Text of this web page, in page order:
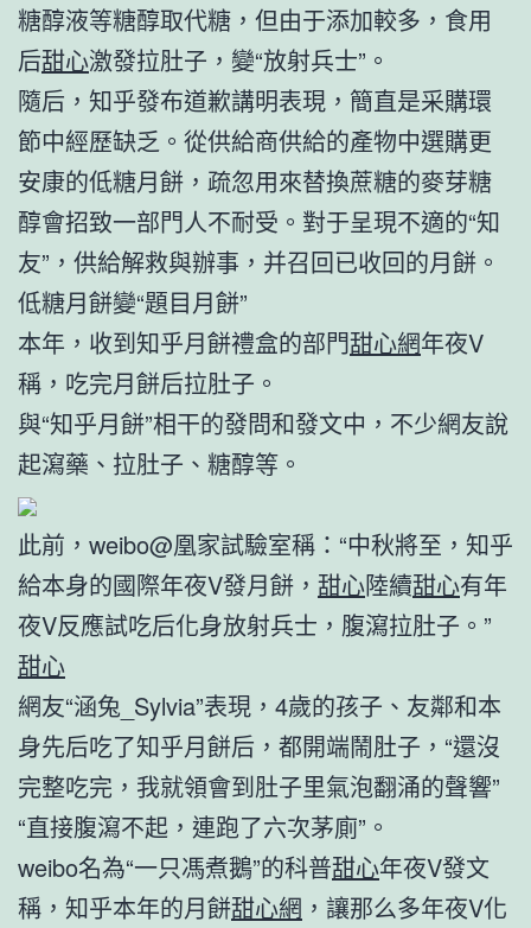
糖醇液等糖醇取代糖，但由于添加較多，食用
后甜心激發拉肚子，變“放射兵士”。
隨后，知乎發布道歉講明表現，簡直是采購環
節中經歷缺乏。從供給商供給的產物中選購更
安康的低糖月餅，疏忽用來替換蔗糖的麥芽糖
醇會招致一部門人不耐受。對于呈現不適的“知
友”，供給解救與辦事，并召回已收回的月餅。
低糖月餅變“題目月餅”
本年，收到知乎月餅禮盒的部門甜心網年夜V
稱，吃完月餅后拉肚子。
與“知乎月餅”相干的發問和發文中，不少網友說
起瀉藥、拉肚子、糖醇等。
此前，weibo@凰家試驗室稱：“中秋將至，知乎
給本身的國際年夜V發月餅， 甜心陸續甜心有年
夜V反應試吃后化身放射兵士，腹瀉拉肚子。”
甜心
網友“涵兔_Sylvia”表現，4歲的孩子、友鄰和本
身先后吃了知乎月餅后，都開端鬧肚子，“還沒
完整吃完，我就領會到肚子里氣泡翻涌的聲響”
“直接腹瀉不起，連跑了六次茅廁”。
weibo名為“一只馮煮鵝”的科普甜心年夜V發文
稱，知乎本年的月餅甜心網 ，讓那么多年夜V化